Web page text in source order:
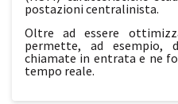
postazioni centralinista.
Oltre ad essere
permette, ad esempio,
chiamate in entrata e ne
tempo reale.